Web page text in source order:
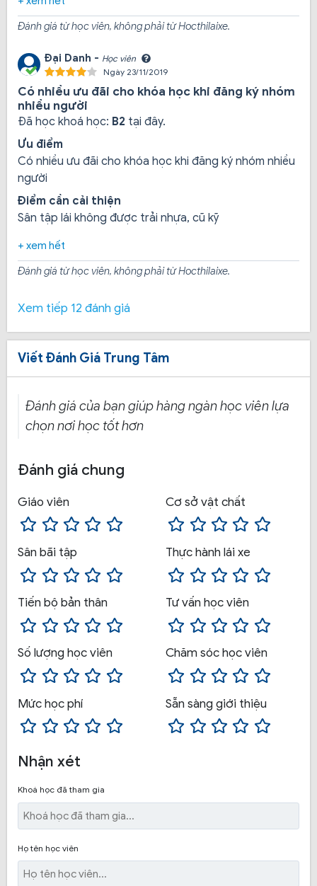
thuyết, nếu bận không đến trung tâm được thì sẽ có
nhân viên hỗ trợ tư vấn Online.
Khóa học lái xe hạng A2:
học trên xe cảm ứng của trung tâm, vòng số 8 và các
bài sa hình đúng kích thước mà Sở GTVT quy định
Khóa học lái xe hạng B1: Giá thành khóa học B1
thấp, hợp lý, chi phí được chia đều thành nhiều lần
đóng rất thuận tiện, cam kết chất lượng học lái xe
xứng đáng với số tiền bỏ ra.
Đánh giá từ học viên, không phải từ Hocthilaixe.
Đại Danh - Học viên
Ngày 23/11/2019
Có nhiều ưu đãi cho khóa học khi đăng ký nhóm
nhiều người
Đã học khoá học: B2 tại đây.
Ưu điểm
Có nhiều ưu đãi cho khóa học khi đăng ký nhóm nhiều
người
Điểm cần cải thiện
Sân tập lái không được trải nhựa, cũ kỹ
+ xem hết
Đánh giá từ học viên, không phải từ Hocthilaixe.
Xem tiếp 12 đánh giá
Viết Đánh Giá Trung Tâm
Đánh giá của bạn giúp hàng ngàn học viên lựa
chọn nơi học tốt hơn
Đánh giá chung
Giáo viên Cơ sở vật chất
Sân bãi tập Thực hành lái xe
Tiến bộ bản thân Tư vấn học viên
Số lượng học viên Chăm sóc học viên
Mức học phí Sẵn sàng giới thiệu
Nhận xét
Khoá học đã tham gia
Họ tên học viên